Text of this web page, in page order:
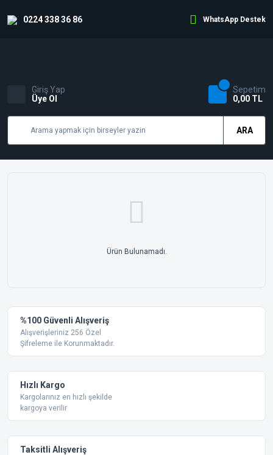
0224 338 36 86 WhatsApp Destek
ARA
Giriş Yap
Üye Ol
Sepetim
0,00 TL
Ürün Bulunamadı.
%100 Güvenli Alışveriş
Alışverişleriniz 256 Özel
Şifreleme ile Korunmaktadır.
Hızlı Kargo
Kargolarınız en hızlı şekilde
kargoya verilir
Taksitli Alışveriş